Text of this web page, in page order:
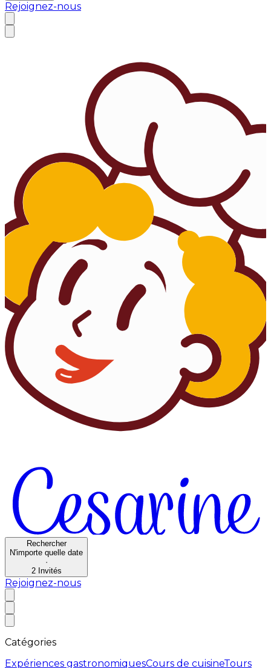
Rejoignez-nous
Rechercher
N'importe quelle date
·
2 Invités
Rejoignez-nous
Catégories
Expériences gastronomiquesCours de cuisineTours